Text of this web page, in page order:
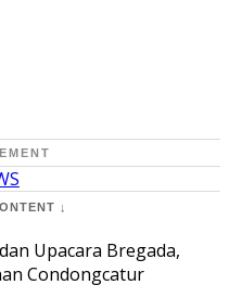
↓
Upacara Bregada,
Condongcatur